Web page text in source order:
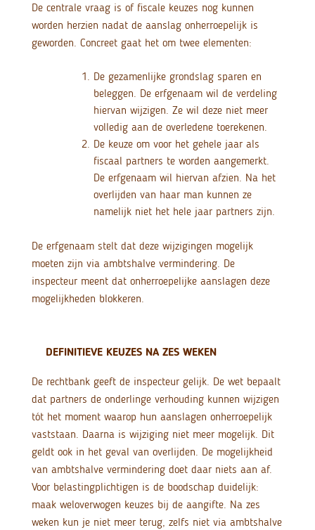
De centrale vraag is of fiscale keuzes nog kunnen
worden herzien nadat de aanslag onherroepelijk is
geworden. Concreet gaat het om twee elementen:
De gezamenlijke grondslag sparen en
beleggen. De erfgenaam wil de verdeling
hiervan wijzigen. Ze wil deze niet meer
volledig aan de overledene toerekenen.
De keuze om voor het gehele jaar als
fiscaal partners te worden aangemerkt.
De erfgenaam wil hiervan afzien. Na het
overlijden van haar man kunnen ze
namelijk niet het hele jaar partners zijn.
De erfgenaam stelt dat deze wijzigingen mogelijk
moeten zijn via ambtshalve vermindering. De
inspecteur meent dat onherroepelijke aanslagen deze
mogelijkheden blokkeren.
DEFINITIEVE KEUZES NA ZES WEKEN
De rechtbank geeft de inspecteur gelijk. De wet bepaalt
dat partners de onderlinge verhouding kunnen wijzigen
tót het moment waarop hun aanslagen onherroepelijk
vaststaan. Daarna is wijziging niet meer mogelijk. Dit
geldt ook in het geval van overlijden. De mogelijkheid
van ambtshalve vermindering doet daar niets aan af.
Voor belastingplichtigen is de boodschap duidelijk:
maak weloverwogen keuzes bij de aangifte. Na zes
weken kun je niet meer terug, zelfs niet via ambtshalve